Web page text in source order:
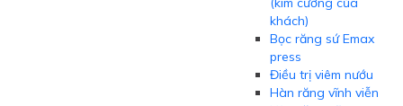
khách)
Bọc răng sứ Emax
press
Điều trị viêm nướu
Hàn răng vĩnh viễn